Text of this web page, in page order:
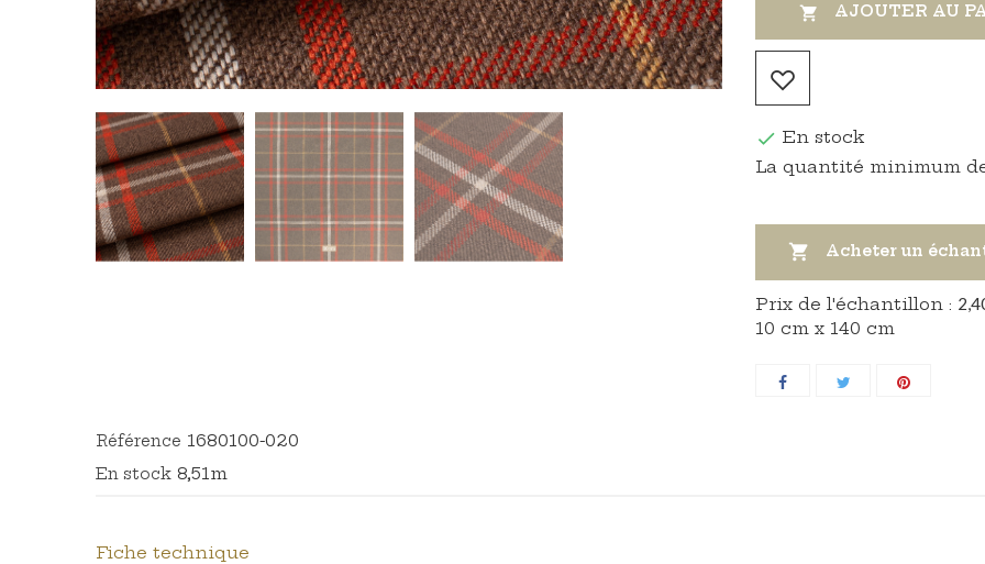
 AJOUTER AU
 En stock
La quantité minimum
 Acheter un
Prix ​​de l'échantillon :
10 cm x 140 cm
Référence 1680100-020
En stock 8,51m
Fiche technique